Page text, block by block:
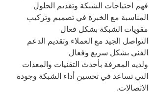
فهم احتياجات الشبكة وتقديم الحلول
المناسبة مع الخبرة في تصميم وتركيب
مقويات الشبكة بشكل فعال
التواصل الجيد مع العملاء وتقديم الدعم
الفني بشكل سريع وفعال
ولديه المعرفة بأحدث التقنيات والمعدات
التي تساعد في تحسين أداء الشبكة وجودة
الاتصالات.